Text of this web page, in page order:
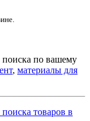
поиска по вашему
, материалы для
поиска товаров в